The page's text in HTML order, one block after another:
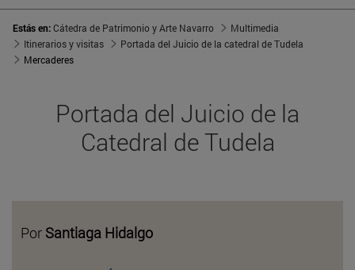
Estás en:Cátedra de Patrimonio y Arte Navarro
Multimedia
Itinerarios y visitas
Portada del Juicio de la catedral de Tudela
Mercaderes
Portada del Juicio de la
Catedral de Tudela
Por Santiaga Hidalgo